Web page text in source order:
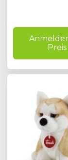
Preis